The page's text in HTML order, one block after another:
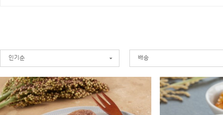
인기순 배송